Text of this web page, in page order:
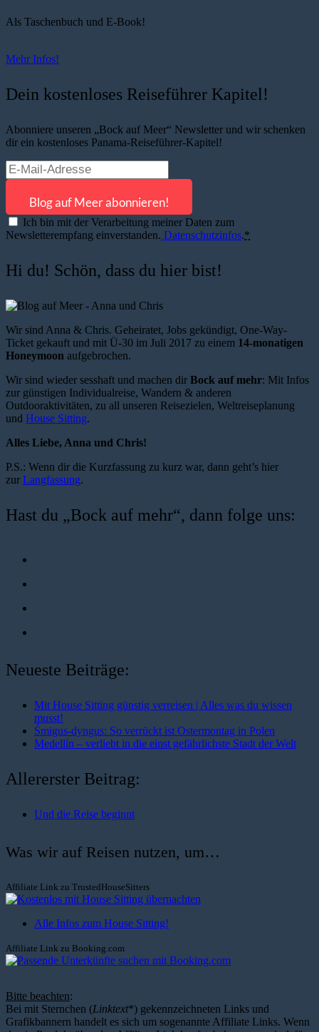
Als Taschenbuch und E-Book!
Mehr Infos!
Dein kostenloses Reiseführer Kapitel!
Abonniere unseren „Bock auf Meer“ Newsletter und wir schenken
dir ein kostenloses Panama-Reiseführer-Kapitel!
Ich bin mit der Verarbeitung meiner Daten zum
Newsletterempfang einverstanden. Datenschutzinfos.*
Hi du! Schön, dass du hier bist!
Wir sind Anna & Chris. Geheiratet, Jobs gekündigt, One-Way-
Ticket gekauft und mit Ü-30 im Juli 2017 zu einem 14-monatigen
Honeymoon aufgebrochen.
Wir sind wieder sesshaft und machen dir Bock auf mehr: Mit Infos
zur günstigen Individualreise, Wandern & anderen
Outdooraktivitäten, zu all unseren Reisezielen, Weltreiseplanung
und House Sitting.
Alles Liebe, Anna und Chris!
P.S.: Wenn dir die Kurzfassung zu kurz war, dann geht’s hier
zur Langfassung.
Hast du „Bock auf mehr“, dann folge uns:
Neueste Beiträge:
Mit House Sitting günstig verreisen | Alles was du wissen
musst!
Śmigus-dyngus: So verrückt ist Ostermontag in Polen
Medellín – verliebt in die einst gefährlichste Stadt der Welt
Allererster Beitrag:
Und die Reise beginnt
Was wir auf Reisen nutzen, um…
Affiliate Link zu TrustedHouseSitters
Alle Infos zum House Sitting!
Affiliate Link zu Booking.com
Bitte beachten:
Bei mit Sternchen (Linktext*) gekennzeichneten Links und
Grafikbannern handelt es sich um sogenannte Affiliate Links. Wenn